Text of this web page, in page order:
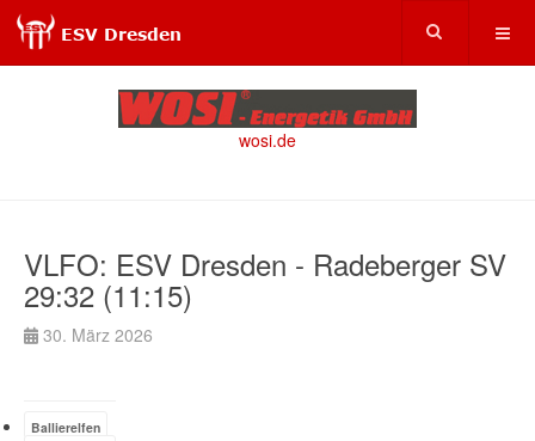
wosi.de
VLFO: ESV Dresden - Radeberger SV
29:32 (11:15)
30. März 2026
Ballierelfen